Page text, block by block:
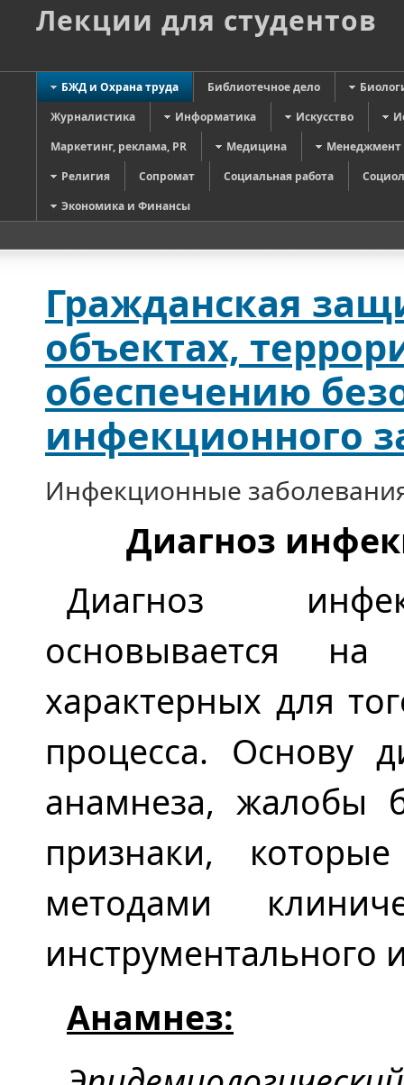
Лекции для студентов
БЖД и Охрана труда Библиотечное дело
Журналистика
Информатика Искусство
Маркетинг, реклама, PR
Медицина
Менеджмент
Религия
Сопромат Социальная работа
Экономика и Финансы
Гражданская
объектах,
обеспечению
инфекционного
Инфекционные
Диагноз
Диагноз
основывается на
характерных для
процесса. Основу
анамнеза, жалобы
признаки,
методами
инструментального
Анамнез: